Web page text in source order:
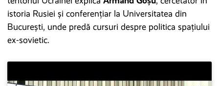
istoria Rusiei și conferențiar la Universitatea din
București, unde predă cursuri despre politica spațiului
ex-sovietic.